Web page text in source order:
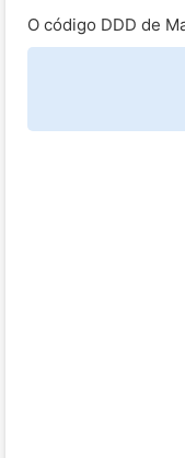
O código DDD de